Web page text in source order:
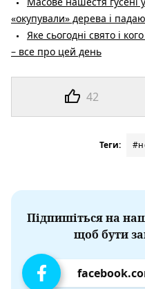
42
«окупували» дерева і
Яке сьогодні свято і
– все про цей день
Теги:
Підпишіться на
щоб бути